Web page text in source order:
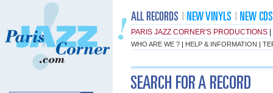
PARIS JAZZ CORNER'S PRODUCTIONS
WHO ARE WE ? | HELP & INFORMATION |